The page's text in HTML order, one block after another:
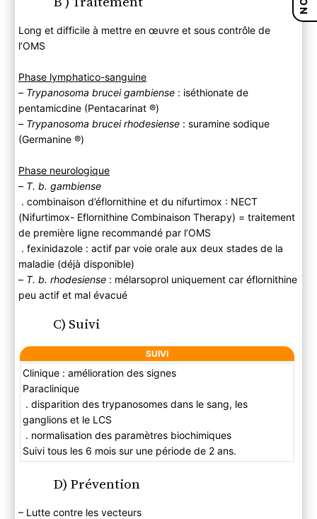
Long et difficile à mettre en œuvre et sous contrôle de
l’OMS
Phase lymphatico-sanguine
– Trypanosoma brucei gambiense : iséthionate de
pentamicdine (Pentacarinat ®)
–Trypanosoma brucei rhodesiense: suramine sodique
(Germanine ®)
Phase neurologique
– T. b. gambiense
. combinaison d’éflornithine et du nifurtimox : NECT
(Nifurtimox- Eflornithine Combinaison Therapy) = traitement
de première ligne recommandé par l’OMS
. fexinidazole : actif par voie orale aux deux stades de la
maladie (déjà disponible)
– T. b. rhodesiense : mélarsoprol uniquement car éflornithine
peu actif et mal évacué
C) Suivi
SUIVI
Clinique : amélioration des signes
Paraclinique
. disparition des trypanosomes dans le sang, les
ganglions et le LCS
. normalisation des paramètres biochimiques
Suivi tous les 6 mois sur une période de 2 ans.
D) Prévention
– Lutte contre les vecteurs